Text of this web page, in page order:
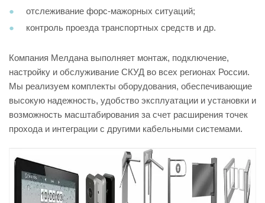
отслеживание форс-мажорных ситуаций;
контроль проезда транспортных средств и др.
Компания Мелдана выполняет монтаж, подключение,
настройку и обслуживание СКУД во всех регионах России.
Мы реализуем комплекты оборудования, обеспечивающие
высокую надежность, удобство эксплуатации и установки и
возможность масштабирования за счет расширения точек
прохода и интеграции с другими кабельными системами.